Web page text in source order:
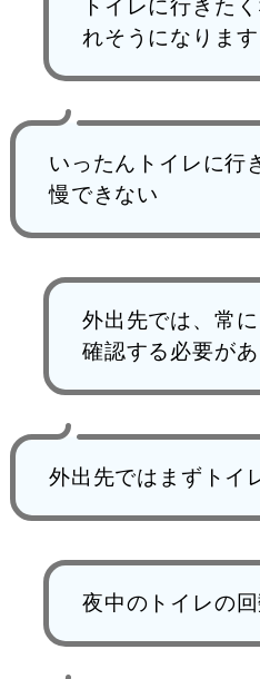
トイレに行きた
れそうになります
いったんトイレに行
慢できない
外出先では、常
確認する必要が
外出先ではまずトイ
夜中のトイレの